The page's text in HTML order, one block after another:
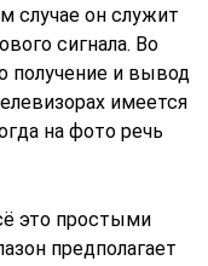
случае он служит
сигнала. Во
получение и вывод
имеется
на фото речь
это простыми
предполагает